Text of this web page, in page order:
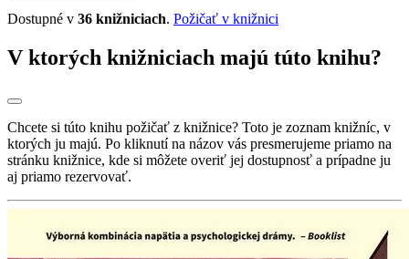
Dostupné v 36 knižniciach. Požičať v knižnici
V ktorých knižniciach majú túto knihu?
Chcete si túto knihu požičať z knižnice? Toto je zoznam knižníc, v
ktorých ju majú. Po kliknutí na názov vás presmerujeme priamo na
stránku knižnice, kde si môžete overiť jej dostupnosť a prípadne ju
aj priamo rezervovať.